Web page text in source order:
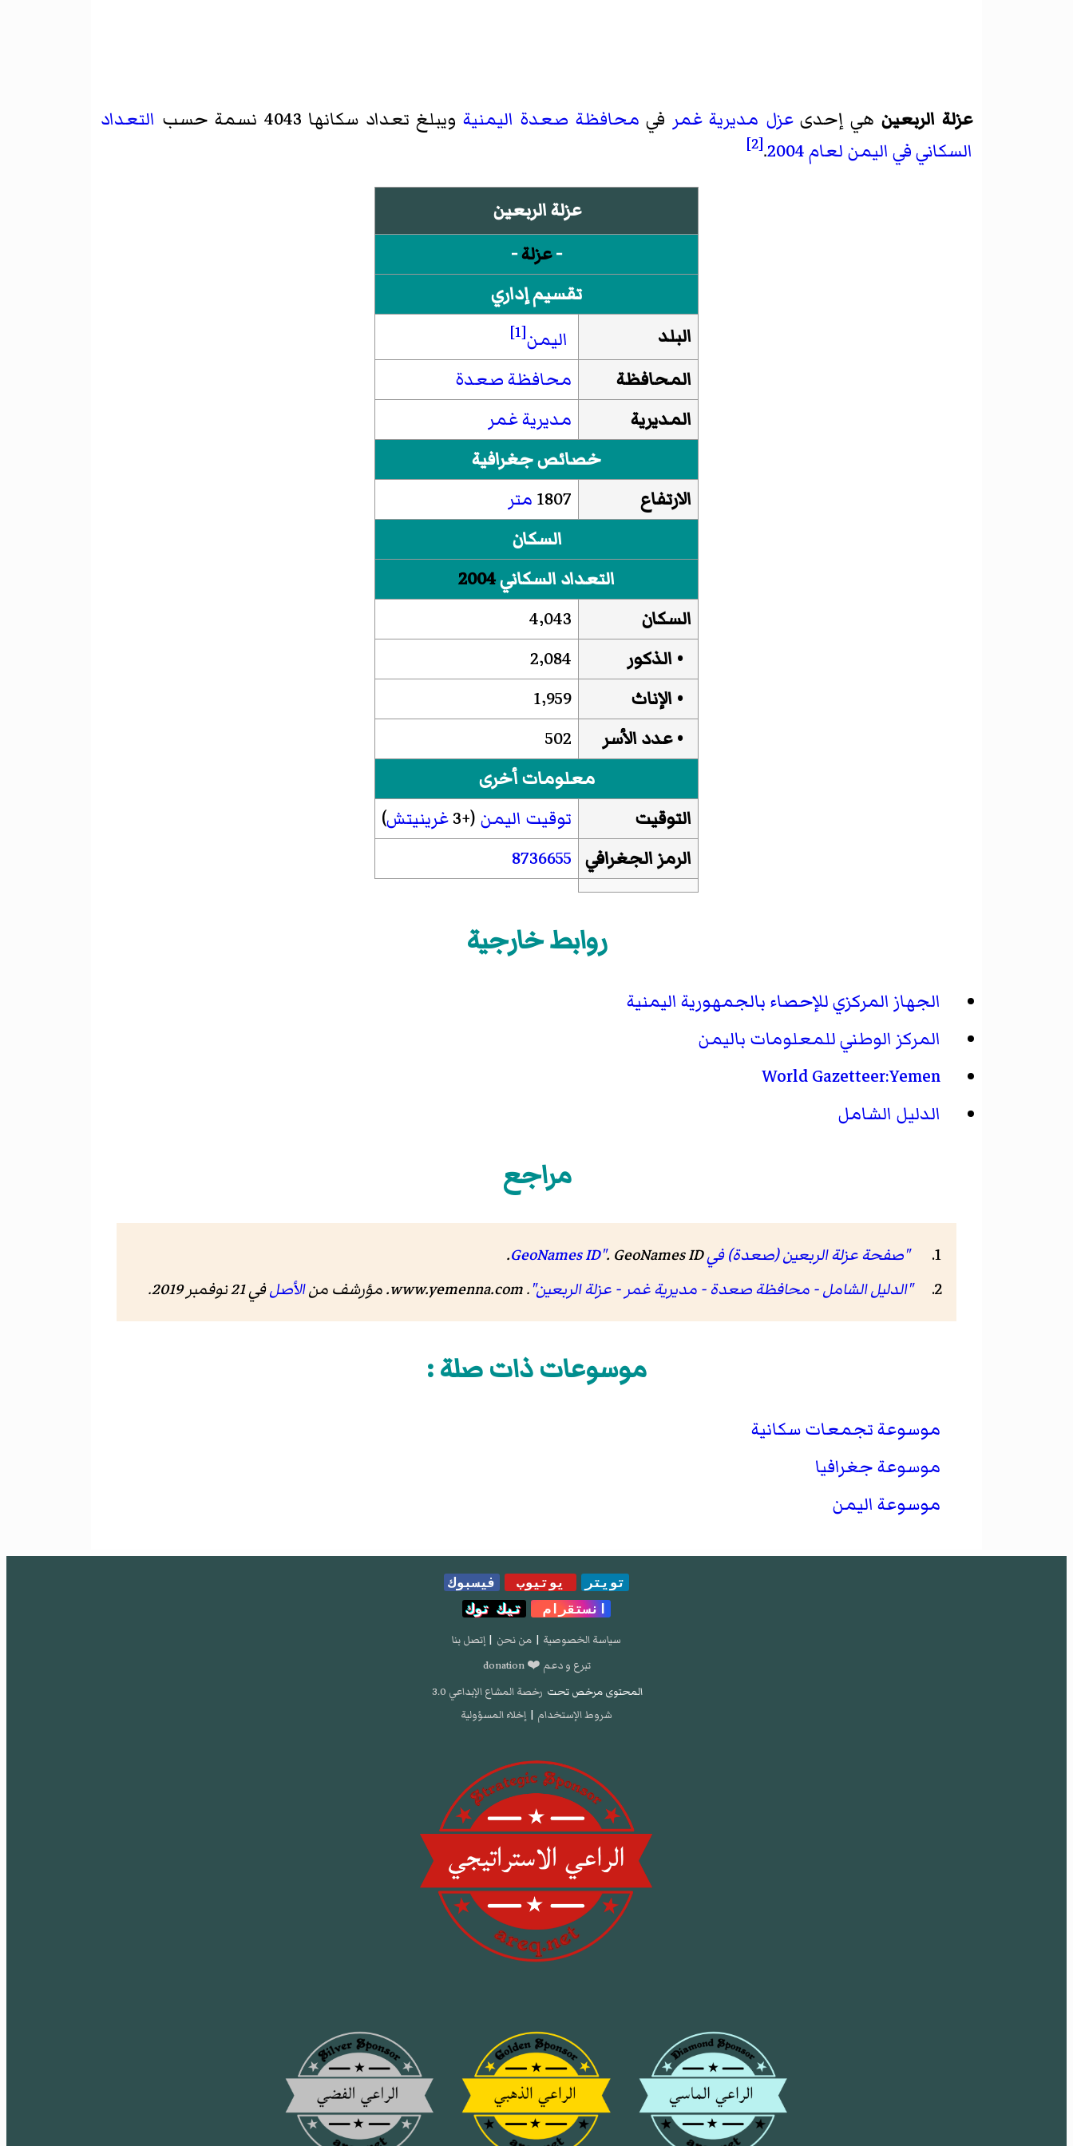
عزلة الربعين هي إحدىعزل مديرية غمر في محافظة صعدة اليمنية ويبلغ تعداد سكانها 4043 نسمة حسب
التعداد
السكاني في اليمن لعام 2004
.
[2]
عزلة الربعين
-عزلة-
تقسيم إداري
البلد
اليمن[1]
المحافظة
محافظة صعدة
المديرية
مديرية غمر
خصائص جغرافية
الارتفاع
1807 متر
السكان
التعداد السكاني2004
السكان
4٬043
• الذكور
2٬084
• الإناث
1٬959
• عدد الأسر
502
معلومات أخرى
التوقيت
توقيت اليمن (+3 غرينيتش)
الرمز الجغرافي 8736655
روابط خارجية
الجهاز المركزي للإحصاء بالجمهورية اليمنية
المركز الوطني للمعلومات باليمن
World Gazetteer:Yemen
الدليل الشامل
مراجع
"صفحة عزلة الربعين (صعدة) في GeoNames ID" . GeoNames ID
.
"الدليل الشامل - محافظة صعدة - مديرية غمر - عزلة الربعين".
www.yemenna.com. مؤرشف منالأصلفي 21 نوفمبر 2019 .
موسوعات ذات صلة :
موسوعة تجمعات سكانية
موسوعة جغرافيا
موسوعة اليمن
تويتر يوتيوب
فيسبوك
انستقرام
تيك توك
سياسة الخصوصية | من نحن | إتصل بنا
تبرع و دعم ❤️ donation
المحتوى مرخص تحت رخصة المشاع الإبداعي 3.0
شروط الإستخدام | إخلاء المسؤولية